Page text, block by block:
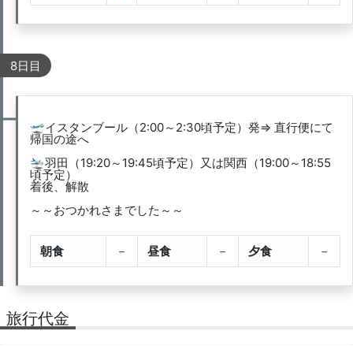
8日目
🛫イスタンブール（2:00～2:30頃予定）発⇒ 直行便にて
帰国の途へ
🛬羽田（19:20～19:45頃予定）又は関西（19:00～18:55
頃予定）
着後、解散
～～おつかれさまでした～～
朝食 － 昼食 － 夕食 －
旅行代金